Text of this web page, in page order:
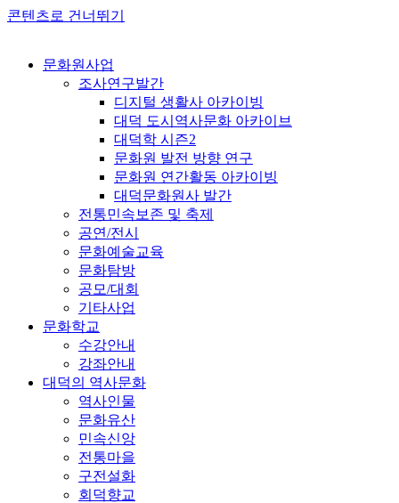
콘텐츠로 건너뛰기
문화원사업
조사연구발간
디지털 생활사 아카이빙
대덕 도시역사문화 아카이브
대덕학 시즌2
문화원 발전 방향 연구
문화원 연간활동 아카이빙
대덕문화원사 발간
전통민속보존 및 축제
공연/전시
문화예술교육
문화탐방
공모/대회
기타사업
문화학교
수강안내
강좌안내
대덕의 역사문화
역사인물
문화유산
민속신앙
전통마을
구전설화
회덕향교